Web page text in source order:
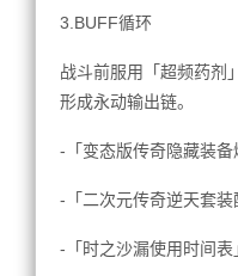
3.BUFF循环
战斗前服用「超频药剂
形成永动输出链。
-「变态版传奇隐藏装备
-「二次元传奇逆天套装
-「时之沙漏使用时间表